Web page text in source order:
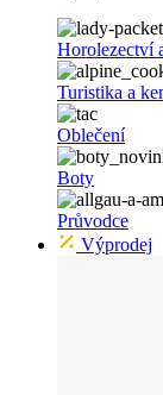
Horolezectví
Turistika a
Oblečení
Boty
Průvodce
Výprodej